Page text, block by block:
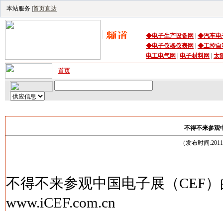
本站服务 | 首页直达
◆电子生产设备网 ◆汽车电
◆电子仪器仪表网 ◆工控自
电工电气网
电子材料网 太
首页
不得不来参观
（发布时间
不得不来参观中国电子展（CEF
www.iCEF.com.cn